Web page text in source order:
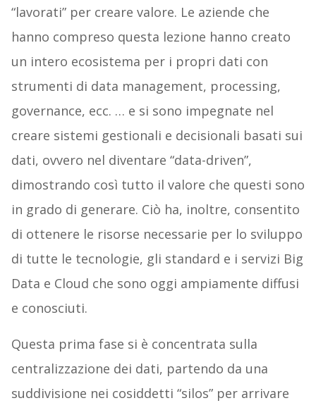
“lavorati” per creare valore. Le aziende che
hanno compreso questa lezione hanno creato
un intero ecosistema per i propri dati con
strumenti di data management, processing,
governance, ecc. … e si sono impegnate nel
creare sistemi gestionali e decisionali basati sui
dati, ovvero nel diventare “data-driven”,
dimostrando così tutto il valore che questi sono
in grado di generare. Ciò ha, inoltre, consentito
di ottenere le risorse necessarie per lo sviluppo
di tutte le tecnologie, gli standard e i servizi Big
Data e Cloud che sono oggi ampiamente diffusi
e conosciuti.
Questa prima fase si è concentrata sulla
centralizzazione dei dati, partendo da una
suddivisione nei cosiddetti “silos” per arrivare